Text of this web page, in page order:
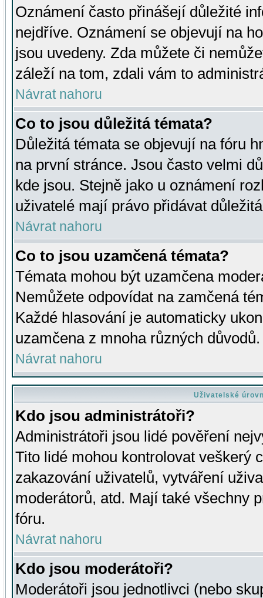
Oznámení často přinášejí důležité
nejdříve. Oznámení se objevují na
jsou uvedeny. Zda můžete či
záleží na tom, zdali vám to
Návrat nahoru
Co to jsou důležitá témata?
Důležitá témata se objevují na fóru
na první stránce. Jsou často velmi
kde jsou. Stejně jako u oznámení
uživatelé mají právo přidávat
Návrat nahoru
Co to jsou uzamčená témata?
Témata mohou být uzamčena
Nemůžete odpovídat na zamčená
Každé hlasování je automaticky
uzamčena z mnoha různých důvodů.
Návrat nahoru
Uživatelské
Kdo jsou administrátoři?
Administrátoři jsou lidé pověření
Tito lidé mohou kontrolovat veškerý
zakazování uživatelů, vytváření
moderátorů, atd. Mají také všechny
fóru.
Návrat nahoru
Kdo jsou moderátoři?
Moderátoři jsou jednotlivci (nebo